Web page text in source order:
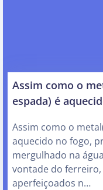
Assim como o
espada) é
Assim como o
aquecido no fogo,
mergulhado na
vontade do
aperfeiçoados n…